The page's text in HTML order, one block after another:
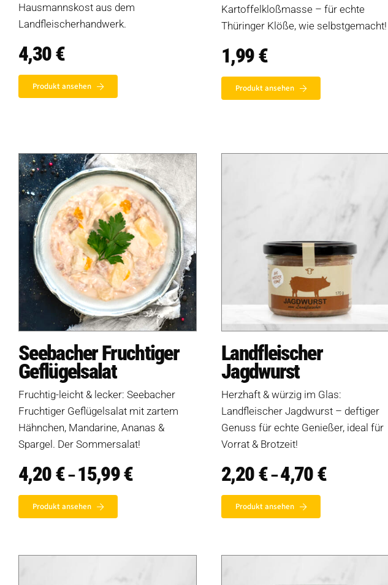
Hausmannskost aus dem
Landfleischerhandwerk.
4,30€
Produkt ansehen
Kartoffelkloßmasse – für echte
Thüringer Klöße, wie selbstgemacht!
1,99€
Produkt ansehen
Seebacher Fruchtiger
Geflügelsalat
Fruchtig-leicht & lecker: Seebacher
Fruchtiger Geflügelsalat mit zartem
Hähnchen, Mandarine, Ananas &
Spargel. Der Sommersalat!
4,20€ –15,99€Preisspanne:
4,20 €
Produkt ansehen
Landfleischer
Jagdwurst
Herzhaft & würzig im Glas:
Landfleischer Jagdwurst – deftiger
Genuss für echte Genießer, ideal für
Vorrat & Brotzeit!
2,20€ –4,70€Preisspanne:
2,20 €
Produkt ansehen